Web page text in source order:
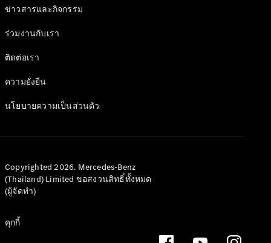
ข่าวสารและกิจกรรม
ร่วมงานกับเรา
ติดต่อเรา
ความยั่งยืน
นโยบายความเป็นส่วนตัว
Copyrighted 2026. Mercedes-Benz
(Thailand) Limited ขอสงวนสิทธิ์ทั้งหมด
(ผู้จัดทำ)
คุกกี้